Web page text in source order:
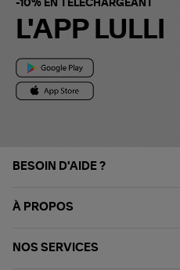
-10% EN TÉLÉCHARGEANT
L'APP LULLI
BESOIN D'AIDE ?
À PROPOS
NOS SERVICES